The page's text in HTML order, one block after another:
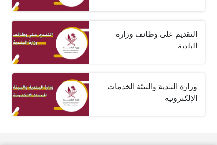
التقديم على وظائف وزارة
البلدية
وزارة البلدية والبيئة الخدمات
الإلكترونية